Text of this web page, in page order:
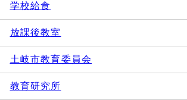
学校給食
放課後教室
土岐市教育委員会
教育研究所